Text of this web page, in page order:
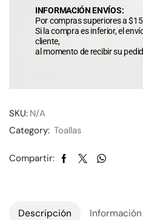
INFORMACIÓN ENVÍOS:
Por compras superiores a
Si la compra es inferior, el
cliente,
al momento de recibir su
SKU: N/A
Category: Toallas
Compartir:
Descripción